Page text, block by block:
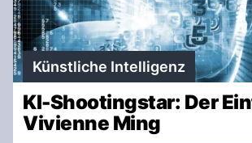
Künstliche Intelligenz
KI-Shootingstar: Der
Vivienne Ming